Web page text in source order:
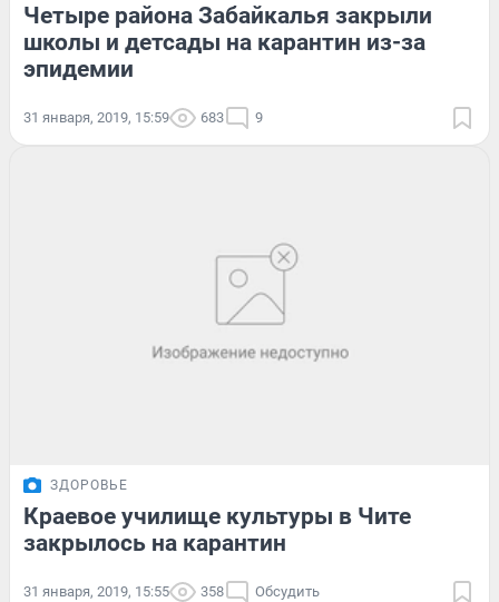
Четыре района Забайкалья закрыли
школы и детсады на карантин из-за
эпидемии
31 января, 2019, 15:59 683 9
ЗДОРОВЬЕ
Краевое училище культуры в Чите
закрылось на карантин
31 января, 2019, 15:55 358 Обсудить